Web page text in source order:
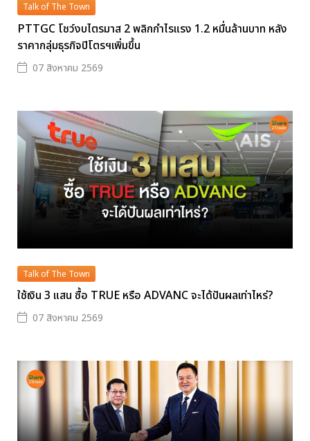
Talk of The Town
PTTGC โชว์งบไตรมาส 2 พลิกกำไรแรง 1.2 หมื่นล้านบาท หลัง
ราคากลุ่มธุรกิจปิโตรฯเพิ่มขึ้น
07 สิงหาคม 2569
Talk of The Town
ใช้เงิน 3 แสน ซื้อ TRUE หรือ ADVANC จะได้ปันผลเท่าไหร่?
07 สิงหาคม 2569